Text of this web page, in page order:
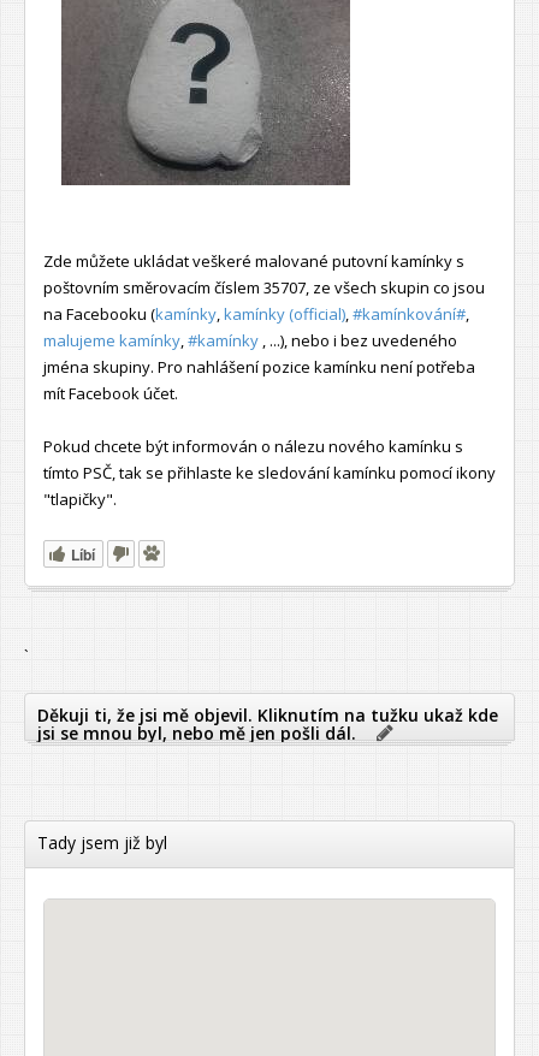
Zde můžete ukládat veškeré malované putovní kamínky s
poštovním směrovacím číslem 35707, ze všech skupin co jsou
na Facebooku (kamínky kamínky (official) #kamínkování#
malujeme kamínky #kamínky , ...), nebo i bez uvedeného
jména skupiny. Pro nahlášení pozice kamínku není potřeba
mít Facebook účet.
Pokud chcete být informován o nálezu nového kamínku s
tímto PSČ, tak se přihlaste ke sledování kamínku pomocí ikony
"tlapičky".
Líbí
`
Děkuji ti, že jsi mě objevil. Kliknutím na tužku ukaž kde
jsi se mnou byl, nebo mě jen pošli dál.
Tady jsem již byl